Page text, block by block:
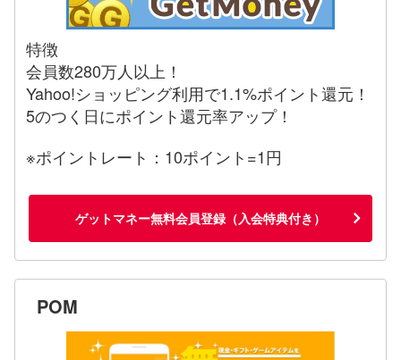
特徴
会員数280万人以上！
Yahoo!ショッピング利用で1.1%ポイント還元！
5のつく日にポイント還元率アップ！
※ポイントレート：10ポイント=1円
ゲットマネー無料会員登録（入会特典付き）
POM